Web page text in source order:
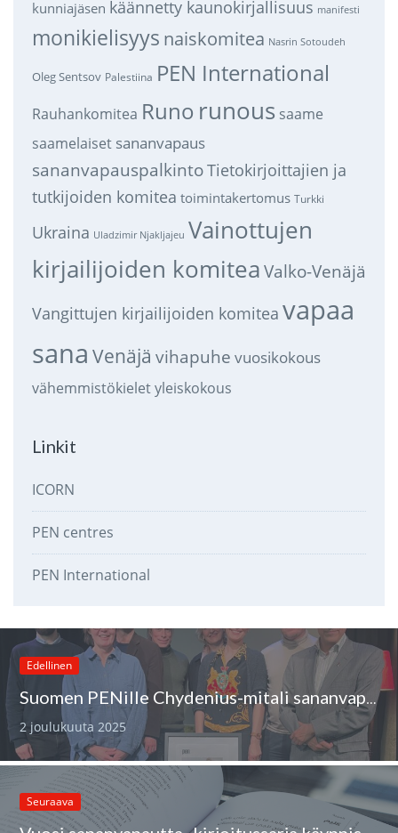
kunniajäsen käännetty kaunokirjallisuus manifesti
monikielisyys naiskomitea Nasrin Sotoudeh
Oleg Sentsov Palestiina PEN International
Rauhankomitea Runo runous saame
saamelaiset sananvapaus
sananvapauspalkintoTietokirjoittajien ja
tutkijoiden komitea toimintakertomus Turkki
Ukraina Uladzimir Njakljajeu Vainottujen
kirjailijoiden komitea Valko-Venäjä
Vangittujen kirjailijoiden komitea vapaa
sana Venäjä vihapuhe vuosikokous
vähemmistökieletyleiskokous
Linkit
ICORN
PEN centres
PEN International
Edellinen
Suomen PENille Chydenius-mitali sananvapauden edistämisestä
2 joulukuuta 2025
Seuraava